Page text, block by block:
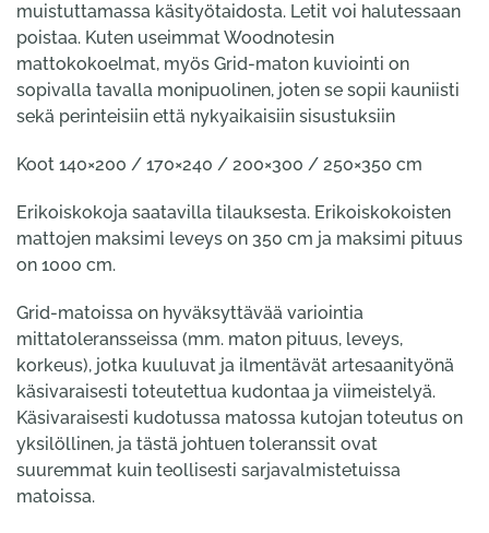
muistuttamassa käsityötaidosta. Letit voi halutessaan
poistaa. Kuten useimmat Woodnotesin
mattokokoelmat, myös Grid-maton kuviointi on
sopivalla tavalla monipuolinen, joten se sopii kauniisti
sekä perinteisiin että nykyaikaisiin sisustuksiin
Koot 140×200 / 170×240 / 200×300 / 250×350 cm
Erikoiskokoja saatavilla tilauksesta. Erikoiskokoisten
mattojen maksimi leveys on 350 cm ja maksimi pituus
on 1000 cm.
Grid-matoissa on hyväksyttävää variointia
mittatoleransseissa (mm. maton pituus, leveys,
korkeus), jotka kuuluvat ja ilmentävät artesaanityönä
käsivaraisesti toteutettua kudontaa ja viimeistelyä.
Käsivaraisesti kudotussa matossa kutojan toteutus on
yksilöllinen, ja tästä johtuen toleranssit ovat
suuremmat kuin teollisesti sarjavalmistetuissa
matoissa.